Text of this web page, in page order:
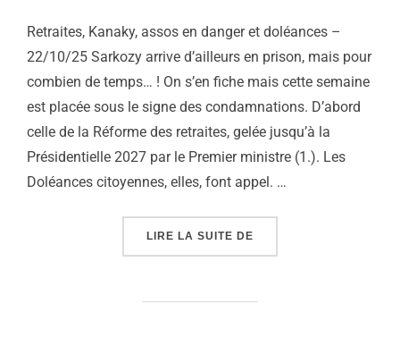
Retraites, Kanaky, assos en danger et doléances –
22/10/25 Sarkozy arrive d’ailleurs en prison, mais pour
combien de temps… ! On s’en fiche mais cette semaine
est placée sous le signe des condamnations. D’abord
celle de la Réforme des retraites, gelée jusqu’à la
Présidentielle 2027 par le Premier ministre (1.). Les
Doléances citoyennes, elles, font appel. …
LIRE LA SUITE DE